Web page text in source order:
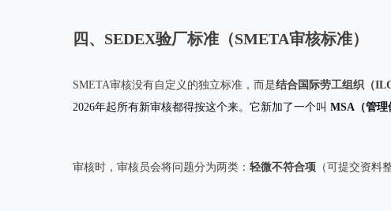
四、SEDEX验厂标准（SMETA审核标准）
SMETA审核没有自定义的独立标准，而是结合国际劳工组织（
2026年起所有新审核都得按这个来。它新加了一个叫 MSA（管理
审核时，审核员会将问题分为两类： 轻微不符合项 （可提交资料